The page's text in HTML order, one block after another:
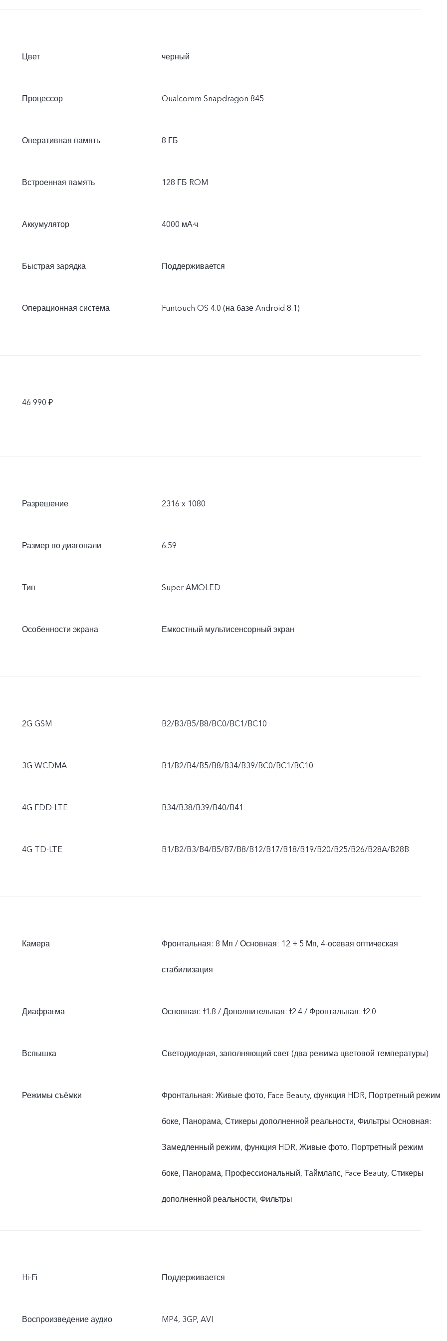
Цвет черный
Процессор Qualcomm Snapdragon 845
Оперативная память 8 ГБ
Встроенная память 128 ГБ ROM
Аккумулятор 4000 мА·ч
Быстрая зарядка Поддерживается
Операционная система Funtouch OS 4.0 (на базе Android 8.1)
46 990 ₽
Разрешение 2316 x 1080
Размер по диагонали 6.59
Тип Super AMOLED
Особенности экрана Емкостный мультисенсорный экран
2G GSM B2/B3/B5/B8/BC0/BC1/BC10
3G WCDMA B1/B2/B4/B5/B8/B34/B39/BC0/BC1/BC10
4G FDD-LTE B34/B38/B39/B40/B41
4G TD-LTE B1/B2/B3/B4/B5/B7/B8/B12/B17/B18/B19/B20/B25/B26/B28A/B28B
Камера Фронтальная: 8 Мп / Основная: 12 + 5 Мп, 4-осевая оптическая
стабилизация
Диафрагма Основная: f1.8 / Дополнительная: f2.4 / Фронтальная: f2.0
Вспышка Светодиодная, заполняющий свет (два режима цветовой температуры)
Режимы съёмки Фронтальная: Живые фото, Face Beauty, функция HDR, Портретный режим
боке, Панорама, Стикеры дополненной реальности, Фильтры Основная:
Замедленный режим, функция HDR, Живые фото, Портретный режим
боке, Панорама, Профессиональный, Таймлапс, Face Beauty, Стикеры
дополненной реальности, Фильтры
Hi-Fi Поддерживается
Воспроизведение аудио MP4, 3GP, AVI